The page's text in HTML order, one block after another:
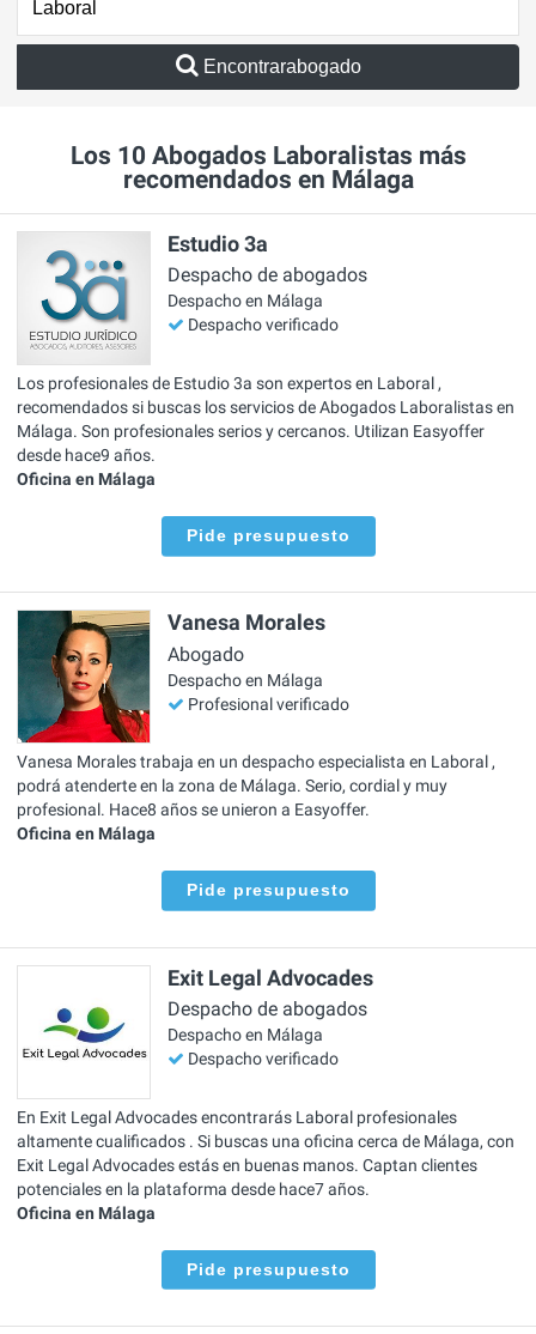
Encontrarabogado
Los 10 Abogados Laboralistas más
recomendados en Málaga
Estudio 3a
Despacho de abogados
Despacho en Málaga
Despacho verificado
Los profesionales de Estudio 3a son expertos en Laboral ,
recomendados si buscas los servicios de Abogados Laboralistas en
Málaga. Son profesionales serios y cercanos. Utilizan Easyoffer
desde hace9 años.
Oficina en Málaga
Pide presupuesto
Vanesa Morales
Abogado
Despacho en Málaga
Profesional verificado
Vanesa Morales trabaja en un despacho especialista en Laboral ,
podrá atenderte en la zona de Málaga. Serio, cordial y muy
profesional. Hace8 años se unieron a Easyoffer.
Oficina en Málaga
Pide presupuesto
Exit Legal Advocades
Despacho de abogados
Despacho en Málaga
Despacho verificado
En Exit Legal Advocades encontrarás Laboral profesionales
altamente cualificados . Si buscas una oficina cerca de Málaga, con
Exit Legal Advocades estás en buenas manos. Captan clientes
potenciales en la plataforma desde hace7 años.
Oficina en Málaga
Pide presupuesto